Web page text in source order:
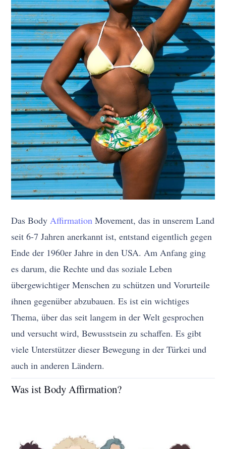
Das BodyAffirmation Movement, das in unserem Land
seit 6-7 Jahren anerkannt ist, entstand eigentlich gegen
Ende der 1960er Jahre in den USA. Am Anfang ging
es darum, die Rechte und das soziale Leben
übergewichtiger Menschen zu schützen und Vorurteile
ihnen gegenüber abzubauen. Es ist ein wichtiges
Thema, über das seit langem in der Welt gesprochen
und versucht wird, Bewusstsein zu schaffen. Es gibt
viele Unterstützer dieser Bewegung in der Türkei und
auch in anderen Ländern.
Was ist Body Affirmation?